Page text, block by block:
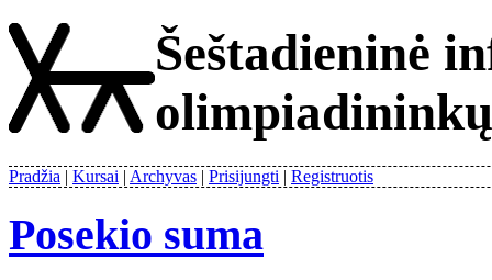
Šeštadieninė
Pradžia Kursai Archyvas Prisijungti Registruotis
Posekio suma